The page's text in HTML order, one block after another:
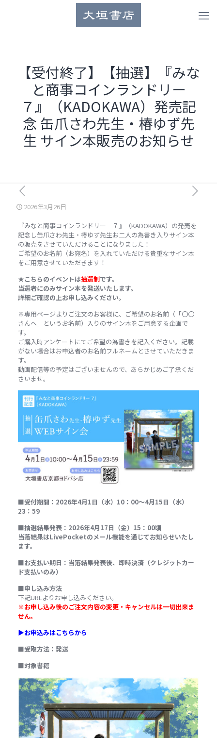
【受付終了】【抽選】『みな
と商事コインランドリー
７』（KADOKAWA）発売記
念 缶爪さわ先生・椿ゆず先
生 サイン本販売のお知らせ
2026年3月26日
『みなと商事コインランドリー ７』（KADOKAWA）の発売を
記念し缶爪さわ先生・椿ゆず先生お二人の為書き入りサイン本
の販売をさせていただけることになりました！
ご希望のお名前（お宛名）を入れていただける貴重なサイン本
をご用意させていただきます！
★こちらのイベントは抽選制です。
当選者にのみサイン本を発送いたします。
詳細ご確認の上お申し込みください。
※専用ページよりご注文のお客様に、ご希望のお名前（「〇〇
さんへ」というお名前）入りのサイン本をご用意する企画で
す。
ご購入時アンケートにてご希望の為書きを記入ください。 記載
がない場合はお申込者のお名前フルネームとさせていただきま
す。
動画配信等の予定はございませんので、あらかじめご了承くだ
さいませ。
■受付期間 ： 2026年4月1日（水） 10： 00～4月15日（水）
23 ： 59
■抽選結果発表： 2026年4月17日（金） 15 ： 00頃
当落結果はLivePocketのメール機能を通じてお知らせいたし
ます。
■お支払い期日：当落結果発表後、即時決済（クレジットカー
ド支払いのみ）
■申し込み方法
下記URLよりお申し込みください。
※お申し込み後のご注文内容の変更・キャンセルは一切出来ま
せん。
▶︎お申込みはこちらから
■受取方法：発送
■対象書籍